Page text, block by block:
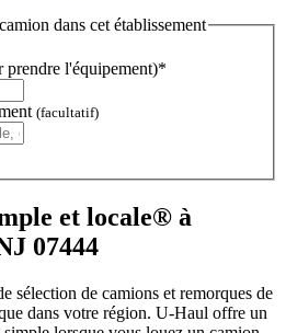
dans cet établissement
prendre l'équipement)*
(facultatif)
et locale® à
07444
sélection de camions et remorques de
dans votre région. U-Haul offre un